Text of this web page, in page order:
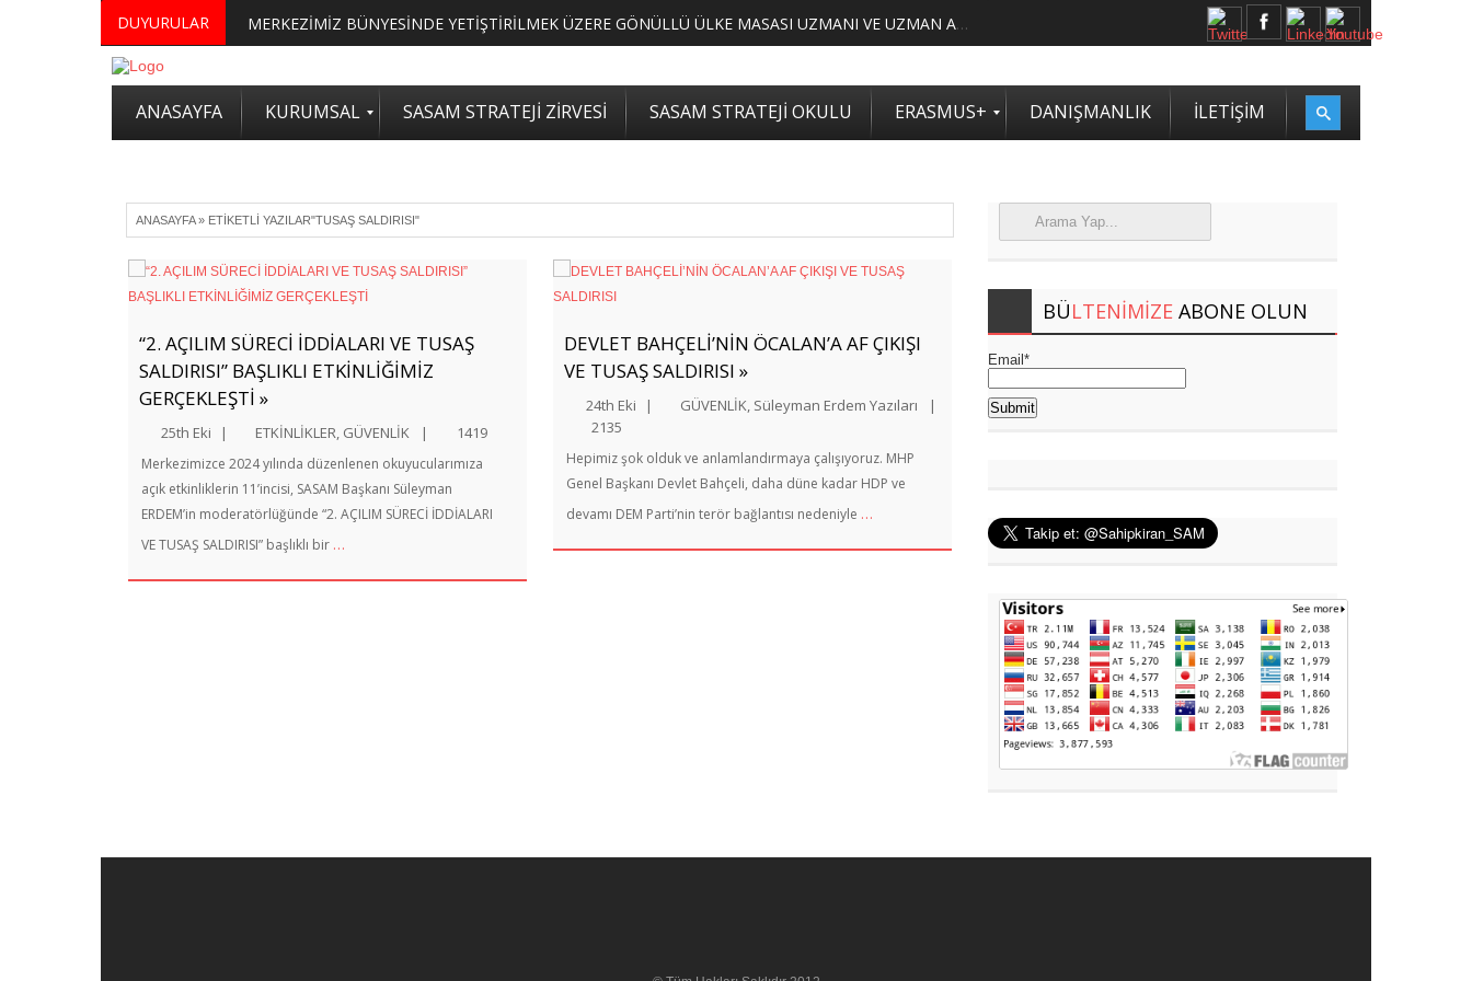
DUYURULAR MERKEZİMİZ BÜNYESİNDE YETİŞTİRİLMEK ÜZERE GÖNÜLLÜ ÜLKE MASASI UZMANI VE UZMAN ADAYLARI ARIYORUZ 2. SASAM STRATEJİ ZİRVESİ KATILIMCILARI BELLİ OLDU
ANASAYFA KURUMSAL SASAM STRATEJİ ZİRVESİ SASAM STRATEJİ OKULU ERASMUS+ DANIŞMANLIK İLETİŞİM
ANASAYFA» ETIKETLI YAZILAR"TUSAŞ SALDIRISI"
“2. AÇILIM SÜRECİ İDDİALARI VE TUSAŞ
SALDIRISI” BAŞLIKLI ETKİNLİĞİMİZ
GERÇEKLEŞTİ »
25th Eki | ETKİNLİKLER, GÜVENLİK | 1419
Merkezimizce 2024 yılında düzenlenen okuyucularımıza
açık etkinliklerin 11’incisi, SASAM Başkanı Süleyman
ERDEM’in moderatörlüğünde “2. AÇILIM SÜRECİ İDDİALARI
VE TUSAŞ SALDIRISI” başlıklı bir …
DEVLET BAHÇELİ’NİN ÖCALAN’A AF ÇIKIŞI
VE TUSAŞ SALDIRISI »
24th Eki | GÜVENLİK, Süleyman Erdem Yazıları
|
2135
Hepimiz şok olduk ve anlamlandırmaya çalışıyoruz. MHP
Genel Başkanı Devlet Bahçeli, daha düne kadar HDP ve
devamı DEM Parti’nin terör bağlantısı nedeniyle …
BÜLTENIMIZEABONE OLUN
Email*